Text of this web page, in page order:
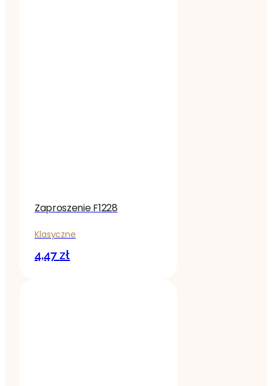
Zaproszenie F1228
Klasyczne
4,47zł